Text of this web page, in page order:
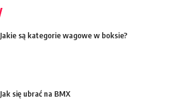
Jakie są kategorie wagowe w boksie?
Jak się ubrać na BMX